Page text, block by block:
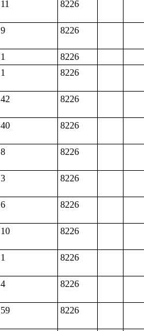
11 8226
9 8226
1
8226
1 8226
42 8226
40 8226
8 8226
3 8226
6 8226
10 8226
1 8226
4 8226
59 8226